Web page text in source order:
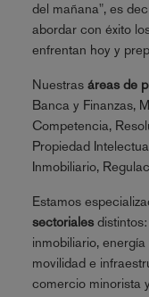
del mañana", es
abordar con éxito
enfrentan hoy y
Nuestras áreas de
Banca y Finanzas,
Competencia,
Propiedad
Inmobiliario,
Estamos
sectorialesdistintos:
inmobiliario,
movilidad e
comercio minorista